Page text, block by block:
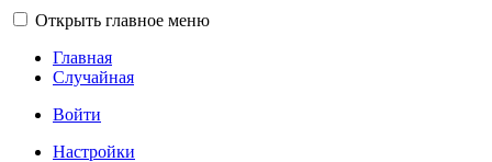
Открыть главное меню
Главная
Случайная
Войти
Настройки